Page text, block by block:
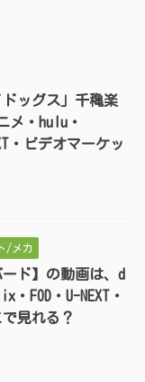
ドッグス」千穐楽
メ・hulu・
・ビデオマーケッ
/メカ
ド】の動画は、d
FOD・U-NEXT・
見れる？